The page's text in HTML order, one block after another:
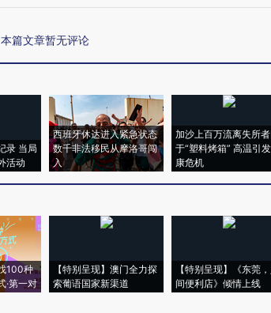
本篇文章暂无评论
录 当局
活动
西班牙休达进入紧急状态
数千非法移民从摩洛哥闯
入
加沙上百万流离失所
于“塑料烤箱” 高温引
康危机
100种
·第一对
【特别呈现】澳门全力探
索葡语国家新渠道
【特别呈现】《东莞
间便利店》倾情上线